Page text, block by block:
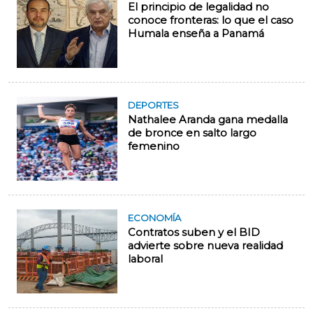
El principio de legalidad no
conoce fronteras: lo que el caso
Humala enseña a Panamá
DEPORTES
Nathalee Aranda gana medalla
de bronce en salto largo
femenino
ECONOMÍA
Contratos suben y el BID
advierte sobre nueva realidad
laboral